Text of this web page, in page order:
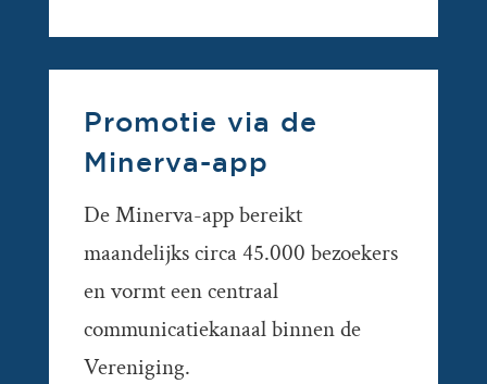
Promotie via de
Minerva-app
De Minerva-app bereikt
maandelijks circa 45.000 bezoekers
en vormt een centraal
communicatiekanaal binnen de
Vereniging.